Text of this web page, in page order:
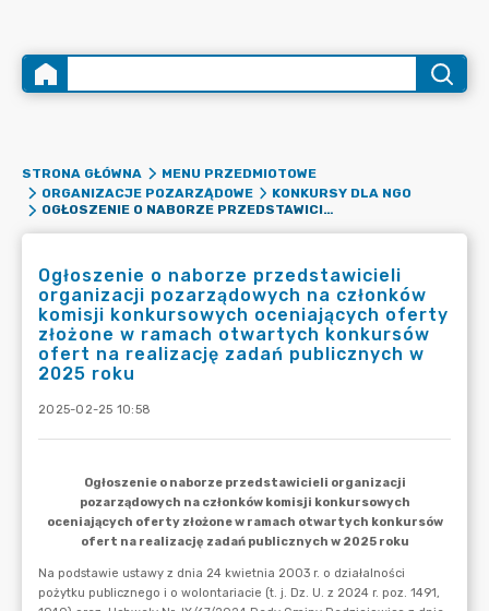
STRONA GŁÓWNA
MENU PRZEDMIOTOWE
ORGANIZACJE POZARZĄDOWE
KONKURSY DLA NGO
OGŁOSZENIE O NABORZE PRZEDSTAWICIELI ORGANIZACJI POZARZĄDOWYCH NA CZŁONKÓW KOMISJI KONKURSOWYCH OCENIAJĄCYCH OFERTY ZŁOŻONE W RAMACH OTWARTYCH KONKURSÓW OFERT NA REALIZACJĘ ZADAŃ PUBLICZNYCH W 2025 ROKU
Ogłoszenie o naborze przedstawicieli
organizacji pozarządowych na członków
komisji konkursowych oceniających oferty
złożone w ramach otwartych konkursów
ofert na realizację zadań publicznych w
2025 roku
2025-02-25 10:58